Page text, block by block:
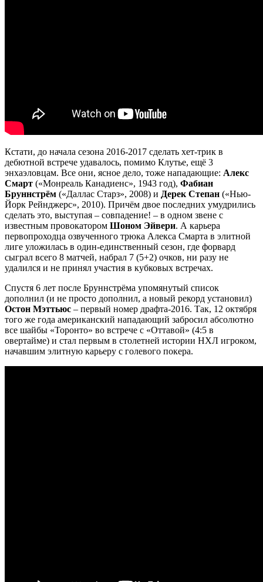
Кстати, до начала сезона 2016-2017 сделать хет-трик в
дебютной встрече удавалось, помимо Клутье, ещё 3
энхаэловцам. Все они, ясное дело, тоже нападающие: Алекс
Смарт («Монреаль Канадиенс», 1943 год), Фабиан
Бруннстрём («Даллас Старз», 2008) и Дерек Степан («Нью-
Йорк Рейнджерс», 2010). Причём двое последних умудрились
сделать это, выступая – совпадение! – в одном звене с
известным провокатором Шоном Эйвери. А карьера
первопроходца озвученного трюка Алекса Смарта в элитной
лиге уложилась в один-единственный сезон, где форвард
сыграл всего 8 матчей, набрал 7 (5+2) очков, ни разу не
удалился и не принял участия в кубковых встречах.
Спустя 6 лет после Бруннстрёма упомянутый список
дополнил (и не просто дополнил, а новый рекорд установил)
Остон Мэттьюс – первый номер драфта-2016. Так, 12 октября
того же года американский нападающий забросил абсолютно
все шайбы «Торонто» во встрече с «Оттавой» (4:5 в
овертайме) и стал первым в столетней истории НХЛ игроком,
начавшим элитную карьеру с голевого покера.